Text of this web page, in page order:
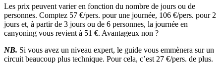
Les prix peuvent varier en fonction du nombre de jours ou de
personnes. Comptez 57 €/pers. pour une journée, 106 €/pers. pour 2
jours et, à partir de 3 jours ou de 6 personnes, la journée en
canyoning vous revient à 51 €. Avantageux non ?
NB. Si vous avez un niveau expert, le guide vous emmènera sur un
circuit beaucoup plus technique. Pour cela, c’est 27 €/pers. de plus.